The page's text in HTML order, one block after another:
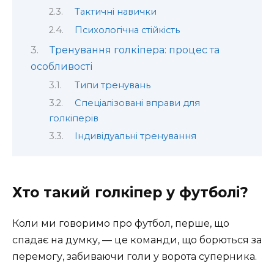
Тактичні навички
Психологічна стійкість
Тренування голкіпера: процес та
особливості
Типи тренувань
Спеціалізовані вправи для
голкіперів
Індивідуальні тренування
Хто такий голкіпер у футболі?
Коли ми говоримо про футбол, перше, що
спадає на думку, — це команди, що борються за
перемогу, забиваючи голи у ворота суперника.